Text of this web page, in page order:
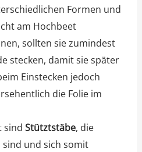
Formen und
am Hochbeet
sollten sie zumindest
stecken, damit sie später
Einstecken jedoch
die Folie im
sind Stütztstäbe, die
und sich somit